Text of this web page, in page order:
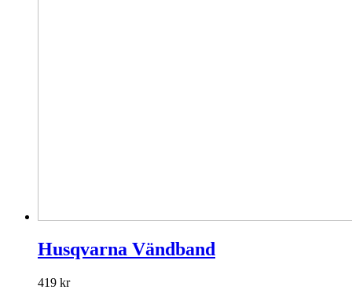
Husqvarna Vändband
419 kr